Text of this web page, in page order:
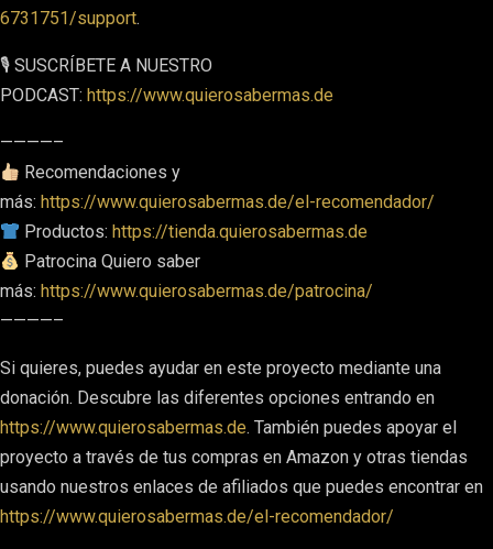
6731751/support.
🎙 SUSCRÍBETE A NUESTRO
PODCAST: https://www.quierosabermas.de
————–
Recomendaciones y
más: https://www.quierosabermas.de/el-recomendador/
Productos:https://tienda.quierosabermas.de
Patrocina Quiero saber
más: https://www.quierosabermas.de/patrocina/
————–
Si quieres, puedes ayudar en este proyecto mediante una
donación. Descubre las diferentes opciones entrando en
https://www.quierosabermas.de. También puedes apoyar el
proyecto a través de tus compras en Amazon y otras tiendas
usando nuestros enlaces de afiliados que puedes encontrar en
https://www.quierosabermas.de/el-recomendador/